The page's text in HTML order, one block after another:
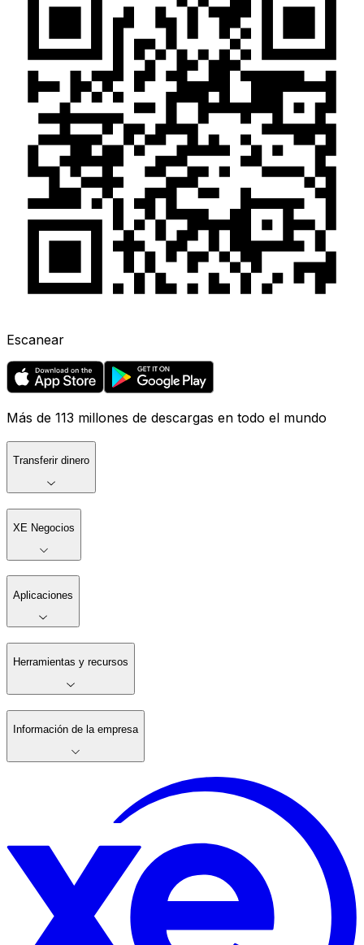
Escanear
Más de 113 millones de descargas en todo el mundo
Transferir dinero
XE Negocios
Aplicaciones
Herramientas y recursos
Información de la empresa